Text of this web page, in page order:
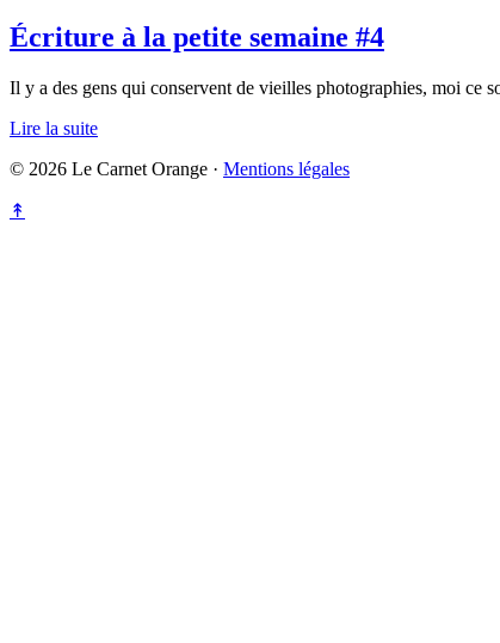
Écriture à la petite semaine #4
Il y a des gens qui conservent de vieilles photographies, moi ce
Lire la suite
© 2026 Le Carnet Orange · Mentions légales
↟